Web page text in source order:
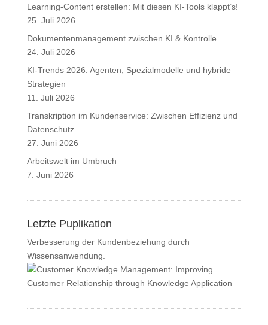
Learning-Content erstellen: Mit diesen KI-Tools klappt’s!
25. Juli 2026
Dokumentenmanagement zwischen KI & Kontrolle
24. Juli 2026
KI-Trends 2026: Agenten, Spezialmodelle und hybride
Strategien
11. Juli 2026
Transkription im Kundenservice: Zwischen Effizienz und
Datenschutz
27. Juni 2026
Arbeitswelt im Umbruch
7. Juni 2026
Letzte Puplikation
Verbesserung der Kundenbeziehung durch
Wissensanwendung.